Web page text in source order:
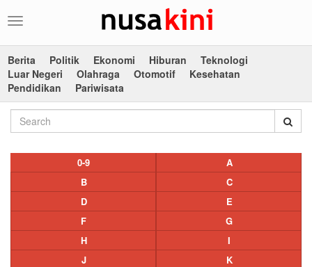
Toggle
Berita
Politik Ekonomi Hiburan
Teknologi
Luar Negeri
Olahraga Otomotif
Kesehatan
Pendidikan
Pariwisata
0-9
A
B
C
D
E
F
G
H
I
J
K